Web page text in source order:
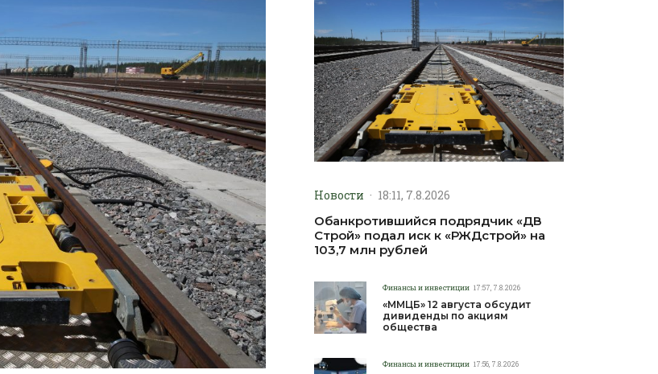
Новости · 18:11, 7.8.2026
Обанкротившийся подрядчик «ДВ
Строй» подал иск к «РЖДстрой» на
103,7 млн рублей
Финансы и инвестиции 17:57, 7.8.2026
«ММЦБ» 12 августа обсудит
дивиденды по акциям
общества
Финансы и инвестиции 17:56, 7.8.2026